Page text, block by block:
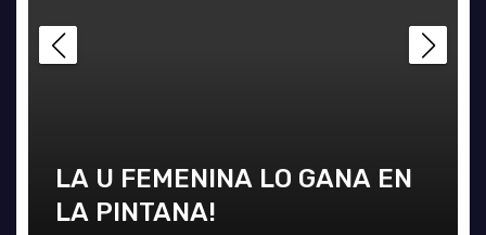
EN
FOTOGRAFÍAS U. DE CHILE
ÑUBLENSE